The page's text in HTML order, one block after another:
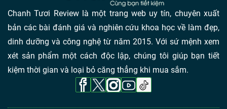
Chanh Tươi Review là một trang web uy tín, chuyên xuất
bản các bài đánh giá và nghiên cứu khoa học về làm đẹp,
dinh dưỡng và công nghệ từ năm 2015. Với sứ mệnh xem
xét sản phẩm một cách độc lập, chúng tôi giúp bạn tiết
kiệm thời gian và loại bỏ căng thẳng khi mua sắm.